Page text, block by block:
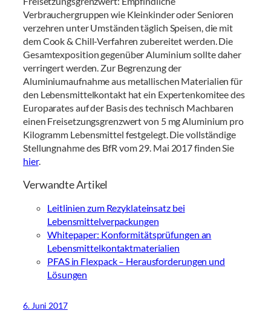
Verbrauchergruppen wie Kleinkinder oder Senioren
verzehren unter Umständen täglich Speisen, die mit
dem Cook & Chill-Verfahren zubereitet werden. Die
Gesamtexposition gegenüber Aluminium sollte daher
verringert werden. Zur Begrenzung der
Aluminiumaufnahme aus metallischen Materialien für
den Lebensmittelkontakt hat ein Expertenkomitee des
Europarates auf der Basis des technisch Machbaren
einen Freisetzungsgrenzwert von 5 mg Aluminium pro
Kilogramm Lebensmittel festgelegt. Die vollständige
Stellungnahme des BfR vom 29. Mai 2017 finden Sie
hier.
Verwandte Artikel
Leitlinien zum Rezyklateinsatz bei
Lebensmittelverpackungen
Whitepaper: Konformitätsprüfungen an
Lebensmittelkontaktmaterialien
PFAS in Flexpack – Herausforderungen und
Lösungen
6. Juni 2017